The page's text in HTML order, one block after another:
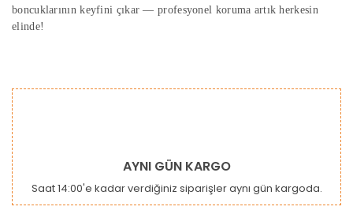
boncuklarının keyfini çıkar — profesyonel koruma artık herkesin
elinde!
Bu ürüne ilk yorumu siz yapın!
Ürün açıklamasında eksik bilgiler bulunuyor.
Ürün bilgilerinde hatalar bulunuyor.
AYNI GÜN KARGO
Saat 14:00'e kadar verdiğiniz siparişler aynı gün kargoda.